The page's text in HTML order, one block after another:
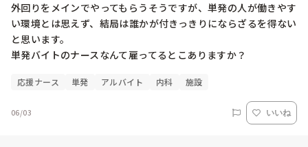
外回りをメインでやってもらうそうですが、単発の人が働きやす
い環境とは思えず、結局は誰かが付きっきりにならざるを得ない
と思います。
単発バイトのナースなんて雇ってるとこありますか？
応援ナース 単発 アルバイト 内科 施設
06/03 いいね